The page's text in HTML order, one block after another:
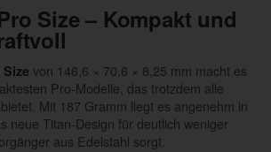
Size – Kompakt und
von 146,6 × 70,6 × 8,25 mm macht es
Pro-Modelle, das trotzdem alle
Mit 187 Gramm liegt es angenehm in
neue Titan-Design für deutlich weniger
aus Edelstahl sorgt.